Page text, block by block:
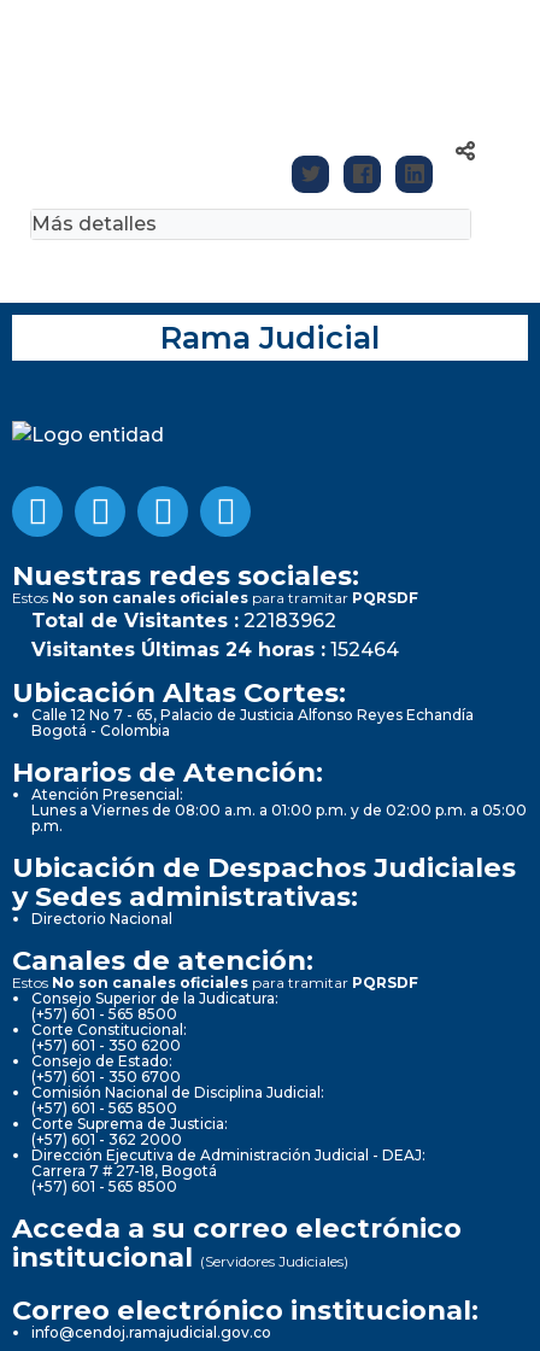
Más detalles
Rama Judicial
Nuestras redes sociales:
Estos No son canales oficiales para tramitar PQRSDF
Total de Visitantes : 22183962
Visitantes Últimas 24 horas : 152464
Ubicación Altas Cortes:
Calle 12 No 7 - 65, Palacio de Justicia Alfonso Reyes Echandía
Bogotá - Colombia
Horarios de Atención:
Atención Presencial:
Lunes a Viernes de 08:00 a.m. a 01:00 p.m. y de 02:00 p.m. a 05:00
p.m.
Ubicación de Despachos Judiciales
y Sedes administrativas:
Directorio Nacional
Canales de atención:
Estos No son canales oficiales para tramitar PQRSDF
Consejo Superior de la Judicatura:
(+57) 601 - 565 8500
Corte Constitucional:
(+57) 601 - 350 6200
Consejo de Estado:
(+57) 601 - 350 6700
Comisión Nacional de Disciplina Judicial:
(+57) 601 - 565 8500
Corte Suprema de Justicia:
(+57) 601 - 362 2000
Dirección Ejecutiva de Administración Judicial - DEAJ:
Carrera 7 # 27-18, Bogotá
(+57) 601 - 565 8500
Acceda a su correo electrónico
institucional (Servidores Judiciales)
Correo electrónico institucional:
info@cendoj.ramajudicial.gov.co